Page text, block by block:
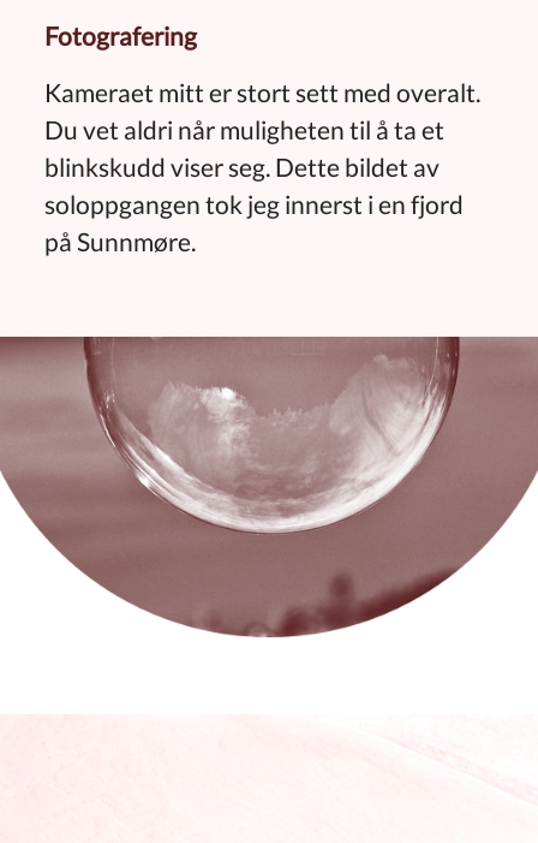
Fotografering
Kameraet mitt er stort sett med overalt.
Du vet aldri når muligheten til å ta et
blinkskudd viser seg. Dette bildet av
soloppgangen tok jeg innerst i en fjord
på Sunnmøre.